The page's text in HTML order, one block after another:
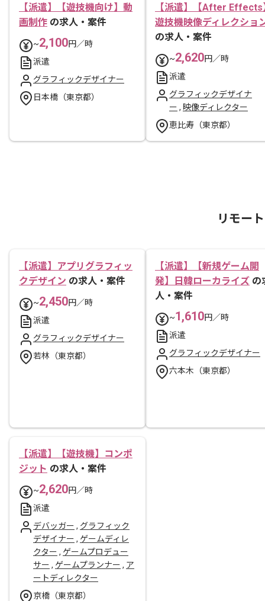
【派遣】【遊技機向け】動
画制作 の求人・案件
~2,100円／時
派遣
グラフィックデザイナー
日本橋（東京都）
【派遣】【After Effects
遊技機映像ディレクショ
の求人・案件
~2,620円／時
派遣
グラフィックデザイナ
ー , 映像ディレクター
恵比寿（東京都）
リモー
【派遣】アプリグラフィッ
クデザイン の求人・案件
~2,450円／時
派遣
グラフィックデザイナー
若林（東京都）
【派遣】【新規ゲーム開
発】日韓ローカライズ の
人・案件
~1,610円／時
派遣
グラフィックデザイナー
六本木（東京都）
【派遣】【遊技機】コンポ
ジット の求人・案件
~2,620円／時
派遣
デバッガー , グラフィック
デザイナー , ゲームディレ
クター , ゲームプロデュー
サー , ゲームプランナー , ア
ートディレクター
京橋（東京都）